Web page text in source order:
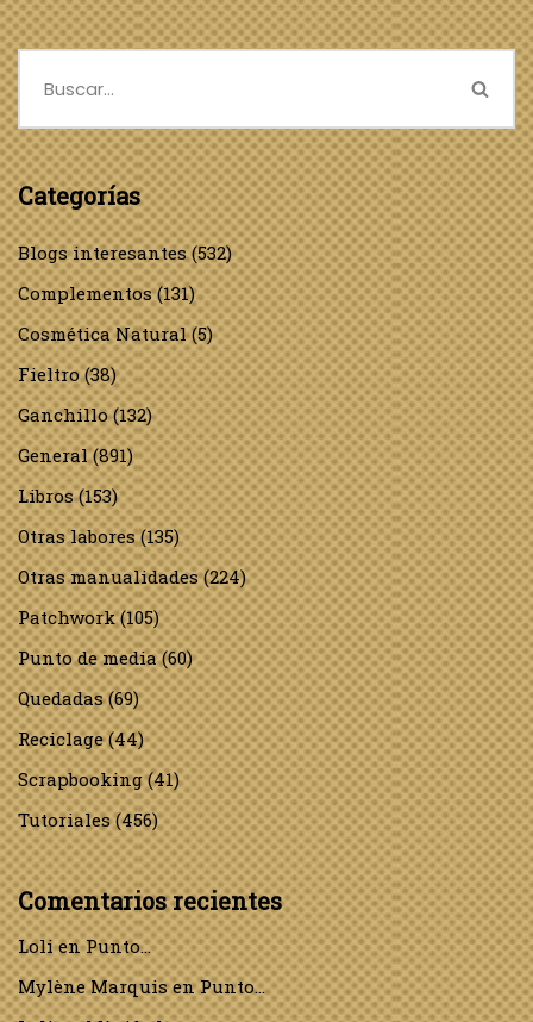
Categorías
Blogs interesantes(532)
Complementos(131)
Cosmética Natural(5)
Fieltro(38)
Ganchillo(132)
General(891)
Libros(153)
Otras labores(135)
Otras manualidades(224)
Patchwork(105)
Punto de media(60)
Quedadas(69)
Reciclage(44)
Scrapbooking(41)
Tutoriales(456)
Comentarios recientes
LolienPunto…
Mylène MarquisenPunto…